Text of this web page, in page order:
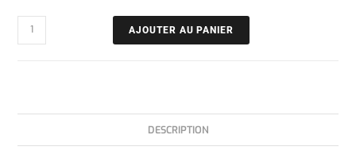
AJOUTER AU PANIER
DESCRIPTION